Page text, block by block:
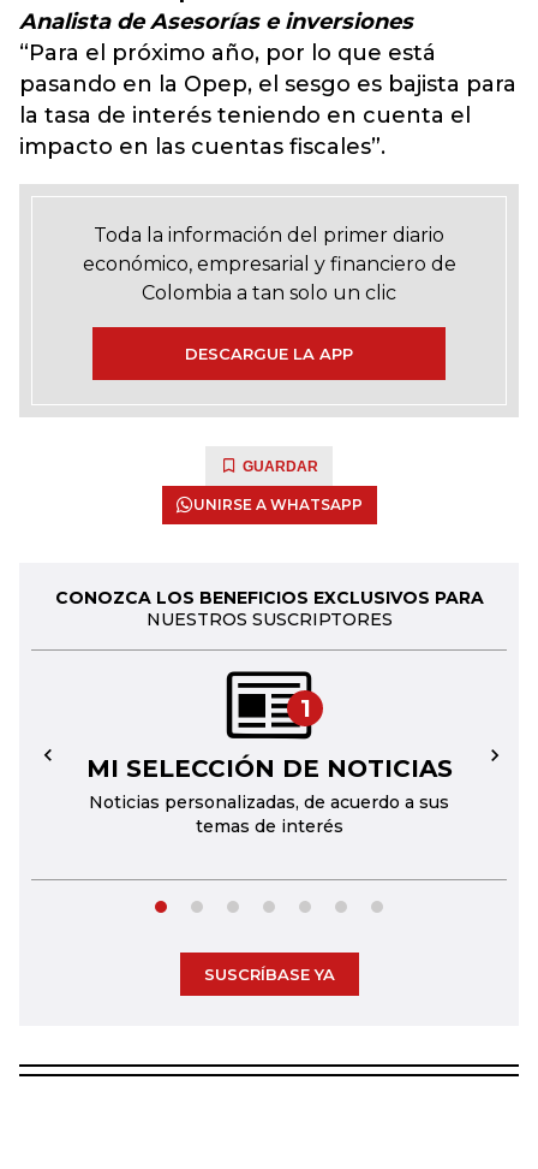
Analista de Asesorías e inversiones
“Para el próximo año, por lo que está
pasando en la Opep, el sesgo es bajista para
la tasa de interés teniendo en cuenta el
impacto en las cuentas fiscales”.
Toda la información del primer diario
económico, empresarial y financiero de
Colombia a tan solo un clic
DESCARGUE LA APP
GUARDAR
UNIRSE A WHATSAPP
CONOZCA LOS BENEFICIOS EXCLUSIVOS PARA
NUESTROS SUSCRIPTORES
1
MI SELECCIÓN DE NOTICIAS
Noticias personalizadas, de acuerdo a sus
temas de interés
← →
SUSCRÍBASE YA